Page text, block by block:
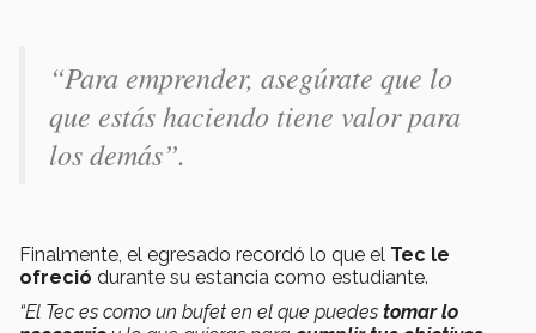
“Para emprender, asegúrate que lo
que estás haciendo tiene valor para
los demás”.
Finalmente, el egresado recordó lo que el Tec le
ofreció durante su estancia como estudiante.
“El Tec es como un bufet en el que puedes tomar lo